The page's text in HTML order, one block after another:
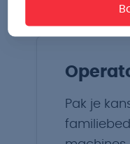
Pak je